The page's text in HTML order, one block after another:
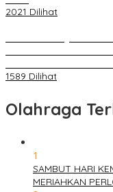
2021 Dilihat
1589 Dilihat
Olahraga
1
SAMBUT HARI
MERIAHKAN